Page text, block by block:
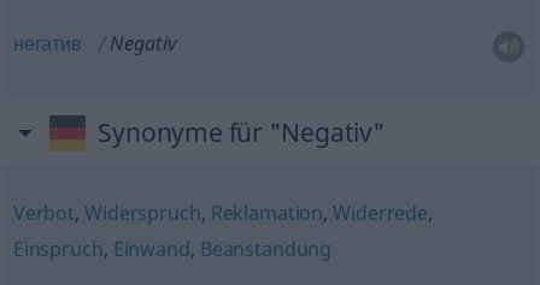
негатив Negativ
Synonyme für "Negativ"
Verbot,Widerspruch, Reklamation,Widerrede,
Einspruch, Einwand, Beanstandung